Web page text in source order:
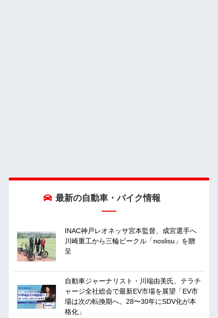
最新の自動車・バイク情報
INAC神戸レオネッサ宮本監督、成宮選手へ
川崎重工から三輪ビークル「noslisu」を贈
呈
自動車ジャーナリスト・川端由美氏、テラチ
ャージ全社総会で最新EV市場を展望「EV市
場は次の転換期へ。28〜30年にSDV化が本
格化」